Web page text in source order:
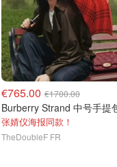
€765.00 €1700.00
张婧仪海报同款！
TheDoubleF FR